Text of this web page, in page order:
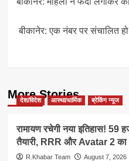
navigation
बीकानेर: एक नंबर पर संचालित
More Stories
देश/विदेश आस्था/धार्मिक ब्रेकिंग न्यूज
रामायण रचेगी नया इतिहास! 59
तैयारी, RRR और Avatar 2 का
R.Khabar Team
August 7, 2026